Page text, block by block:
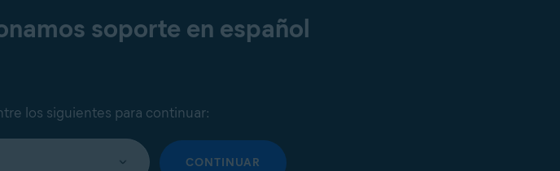
soporte en español
los siguientes para continuar:
CONTINUAR